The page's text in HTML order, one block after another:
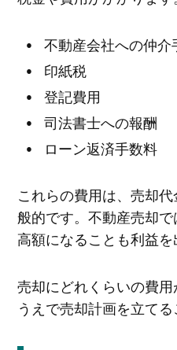
不動産会社への仲介
印紙税
登記費用
司法書士への報酬
ローン返済手数料
これらの費用は、売却
般的です。不動産売却
高額になることも利益を
売却にどれくらいの費
うえで売却計画を立てる